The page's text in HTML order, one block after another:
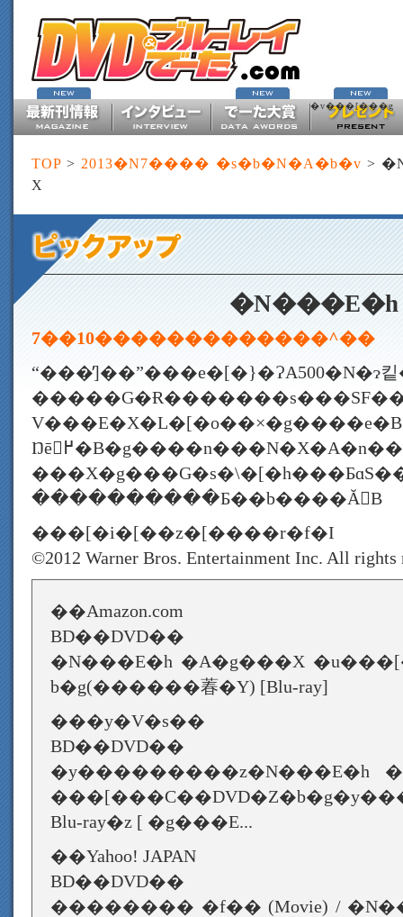
�v���[���g
TOP >2013�N7���� �s�b�N�A�b�v >
X
7��10�������������^��
“���̓]��”���e�[�}�ɁA500�N�ɂ
Ŋē𖱂߂�B�g����n���N�X�A�n����x���[�獋�؃L
����������Ƃ��b����Ă񂾁B
���[�i�[��z�[����r�f�I
©2012 Warner Bros. Entertainment Inc. All rights
��Amazon.com
BD��DVD��
�N���E�h �A�g���X
b�g(������萶�Y) [Blu-ray]
���y�V�s��
BD��DVD��
�y���������z�N���E�h
Blu-ray�z [ �g���E...
��Yahoo! JAPAN
BD��DVD��
�������� �f�� (Movie) /